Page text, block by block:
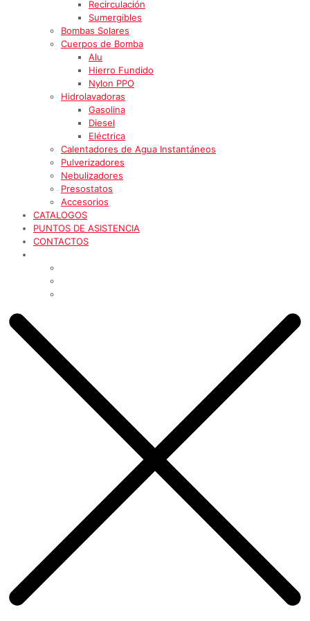
Recirculación
Sumergibles
Bombas Solares
Cuerpos de Bomba
Alu
Hierro Fundido
Nylon PPO
Hidrolavadoras
Gasolina
Diesel
Eléctrica
Calentadores de Agua Instantáneos
Pulverizadores
Nebulizadores
Presostatos
Accesorios
CATALOGOS
PUNTOS DE ASISTENCIA
CONTACTOS